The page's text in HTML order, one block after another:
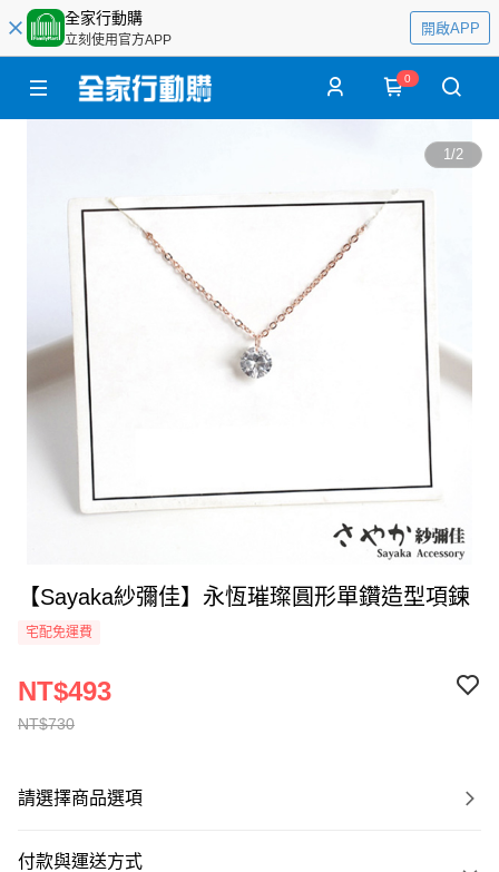
全家行動購
立刻使用官方APP
開啟APP
0
1/2
【Sayaka紗彌佳】永恆璀璨圓形單鑽造型項鍊
宅配免運費
NT$730
NT$493
請選擇商品選項
付款與運送方式